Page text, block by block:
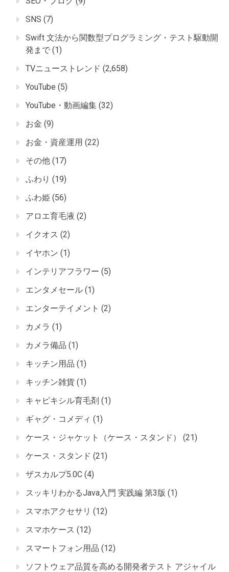
SNS (7)
Swift 文法から関数型プログラミング・テスト駆動開
発まで (1)
TVニューストレンド (2,658)
YouTube (5)
YouTube・動画編集 (32)
お金 (9)
お金・資産運用 (22)
その他 (17)
ふわり (19)
ふわ姫 (56)
アロエ育毛液 (2)
イクオス (2)
イヤホン (1)
インテリアフラワー (5)
エンタメセール (1)
エンターテイメント (2)
カメラ (1)
カメラ備品 (1)
キッチン用品 (1)
キッチン雑貨 (1)
キャピキシル育毛剤 (1)
ギャグ・コメディ (1)
ケース・ジャケット（ケース・スタンド）
(21)
ケース・スタンド (21)
ザスカルプ5.0C (4)
スッキリわかるJava入門 実践編 第3版 (1)
スマホアクセサリ (12)
スマホケース (12)
スマートフォン用品 (12)
ソフトウェア品質を高める開発者テスト アジャイル